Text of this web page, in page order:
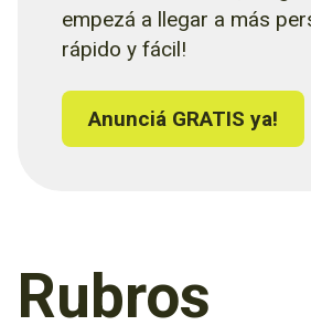
empezá a llegar a más
rápido y fácil!
Anunciá GRATIS ya!
Rubros